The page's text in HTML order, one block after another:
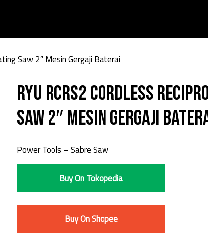
Saw 2″ Mesin Gergaji Baterai
RYU RCRS2 Cordless
Saw 2″ Mesin Gergaji
Power Tools – Sabre Saw
Buy On Tokopedia
Buy On Shopee